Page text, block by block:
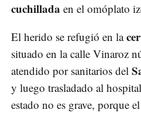
cuchillada en el omóplato
El herido se refugió en la
situado en la calle Vinaroz
atendido por sanitarios del
y luego trasladado al
estado no es grave, porque